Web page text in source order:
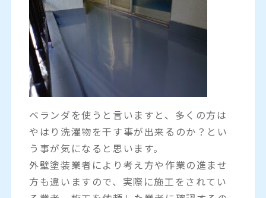
ベランダを使うと言いますと、多くの方は
やはり洗濯物を干す事が出来るのか？とい
う事が気になると思います。
外壁塗装業者により考え方や作業の進ませ
方も違いますので、実際に施工をされてい